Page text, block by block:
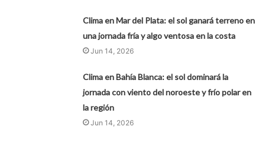
Clima en Mar del Plata: el sol ganará terreno en
una jornada fría y algo ventosa en la costa
Jun 14, 2026
Clima en Bahía Blanca: el sol dominará la
jornada con viento del noroeste y frío polar en
la región
Jun 14, 2026